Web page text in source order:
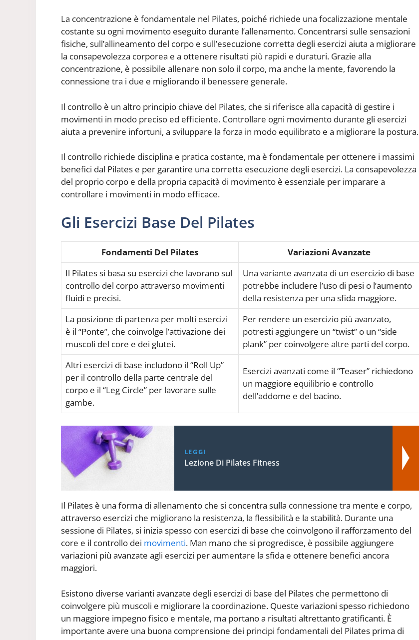
La concentrazione è fondamentale nel Pilates, poiché richiede una focalizzazione mentale
costante su ogni movimento eseguito durante l’allenamento. Concentrarsi sulle sensazioni
fisiche, sull’allineamento del corpo e sull’esecuzione corretta degli esercizi aiuta a migliorare
la consapevolezza corporea e a ottenere risultati più rapidi e duraturi. Grazie alla
concentrazione, è possibile allenare non solo il corpo, ma anche la mente, favorendo la
connessione tra i due e migliorando il benessere generale.
Il controllo è un altro principio chiave del Pilates, che si riferisce alla capacità di gestire i
movimenti in modo preciso ed efficiente. Controllare ogni movimento durante gli esercizi
aiuta a prevenire infortuni, a sviluppare la forza in modo equilibrato e a migliorare la postura.
Il controllo richiede disciplina e pratica costante, ma è fondamentale per ottenere i massimi
benefici dal Pilates e per garantire una corretta esecuzione degli esercizi. La consapevolezza
del proprio corpo e della propria capacità di movimento è essenziale per imparare a
controllare i movimenti in modo efficace.
Gli Esercizi Base Del Pilates
Fondamenti Del Pilates
Variazioni Avanzate
Il Pilates si basa su esercizi che lavorano sul
controllo del corpo attraverso movimenti
fluidi e precisi.
Una variante avanzata di un esercizio di base
potrebbe includere l’uso di pesi o l’aumento
della resistenza per una sfida maggiore.
La posizione di partenza per molti esercizi
è il “Ponte”, che coinvolge l’attivazione dei
muscoli del core e dei glutei.
Per rendere un esercizio più avanzato,
potresti aggiungere un “twist” o un “side
plank” per coinvolgere altre parti del corpo.
Altri esercizi di base includono il “Roll Up”
per il controllo della parte centrale del
corpo e il “Leg Circle” per lavorare sulle
gambe.
Esercizi avanzati come il “Teaser” richiedono
un maggiore equilibrio e controllo
dell’addome e del bacino.
LEGGI
Lezione Di Pilates Fitness
Il Pilates è una forma di allenamento che si concentra sulla connessione tra mente e corpo,
attraverso esercizi che migliorano la resistenza, la flessibilità e la stabilità. Durante una
sessione di Pilates, si inizia spesso con esercizi di base che coinvolgono il rafforzamento del
core e il controllo dei movimenti. Man mano che si progredisce, è possibile aggiungere
variazioni più avanzate agli esercizi per aumentare la sfida e ottenere benefici ancora
maggiori.
Esistono diverse varianti avanzate degli esercizi di base del Pilates che permettono di
coinvolgere più muscoli e migliorare la coordinazione. Queste variazioni spesso richiedono
un maggiore impegno fisico e mentale, ma portano a risultati altrettanto gratificanti. È
importante avere una buona comprensione dei principi fondamentali del Pilates prima di